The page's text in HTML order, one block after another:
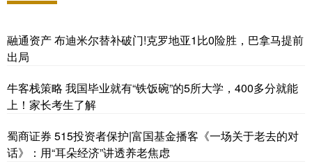
融通资产 布迪米尔替补破门!克罗地亚1比0险胜，巴拿马提前
出局
牛客栈策略 我国毕业就有“铁饭碗”的5所大学，400多分就能
上！家长考生了解
蜀商证券 515投资者保护|富国基金播客《一场关于老去的对
话》：用“耳朵经济”讲透养老焦虑